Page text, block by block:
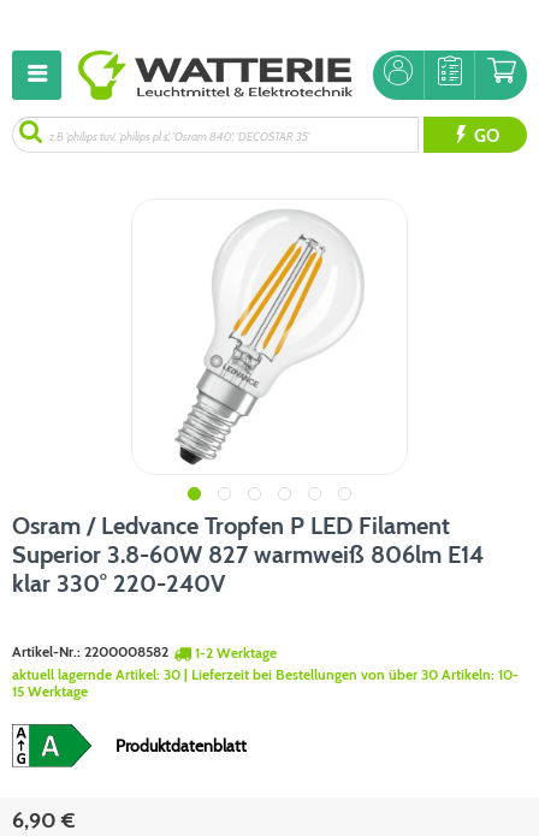
GO
Osram / Ledvance Tropfen P LED Filament
Superior 3.8-60W 827 warmweiß 806lm E14
klar 330° 220-240V
Artikel-Nr.: 2200008582
1-2 Werktage
aktuell lagernde Artikel: 30 | Lieferzeit bei Bestellungen von über 30 Artikeln: 10-
15 Werktage
Produktdatenblatt
6,90 €